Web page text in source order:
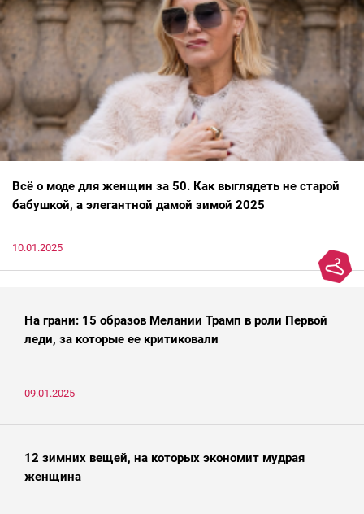
Всё о моде для женщин за 50. Как выглядеть не старой
бабушкой, а элегантной дамой зимой 2025
10.01.2025
На грани: 15 образов Мелании Трамп в роли Первой
леди, за которые ее критиковали
09.01.2025
12 зимних вещей, на которых экономит мудрая
женщина